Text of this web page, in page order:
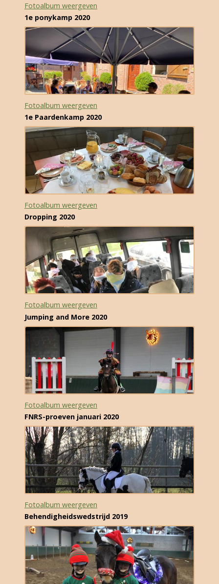
Fotoalbum weergeven
1e ponykamp 2020
Fotoalbum weergeven
1e Paardenkamp 2020
Fotoalbum weergeven
Dropping 2020
Fotoalbum weergeven
Jumping and More 2020
Fotoalbum weergeven
FNRS-proeven januari 2020
Fotoalbum weergeven
Behendigheidswedstrijd 2019